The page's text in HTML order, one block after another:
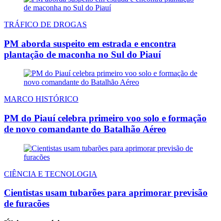
TRÁFICO DE DROGAS
PM aborda suspeito em estrada e encontra
plantação de maconha no Sul do Piauí
MARCO HISTÓRICO
PM do Piauí celebra primeiro voo solo e formação
de novo comandante do Batalhão Aéreo
CIÊNCIA E TECNOLOGIA
Cientistas usam tubarões para aprimorar previsão
de furacões